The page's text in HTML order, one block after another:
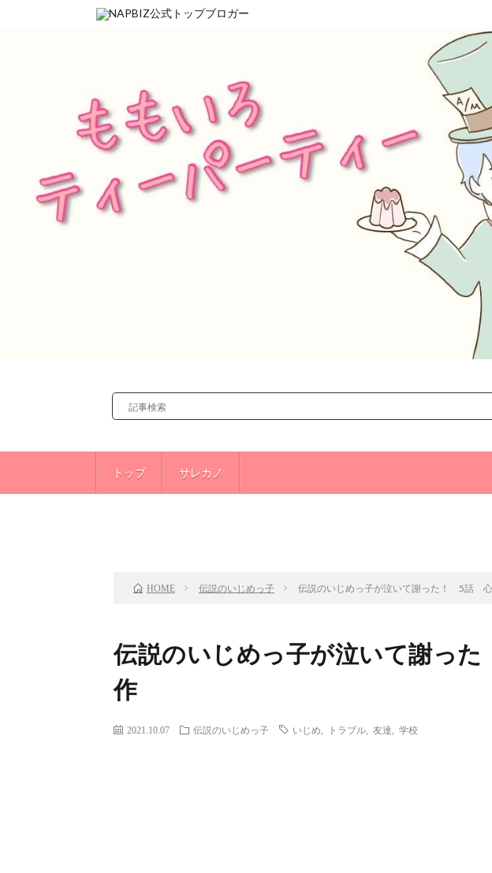
トップ サレカノ
HOME 伝説のいじめっ子 伝説のいじめっ子が泣いて謝った！ 5話
伝説のいじめっ子が泣いて謝っ
作
2021.10.07 伝説のいじめっ子 いじめ トラブル 友達 学校